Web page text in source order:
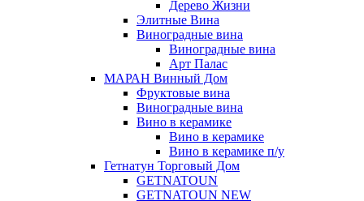
Дерево Жизни
Элитные Вина
Виноградные вина
Виноградные вина
Арт Палас
МАРАН Винный Дом
Фруктовые вина
Виноградные вина
Вино в керамике
Вино в керамике
Вино в керамике п/у
Гетнатун Торговый Дом
GETNATOUN
GETNATOUN NEW